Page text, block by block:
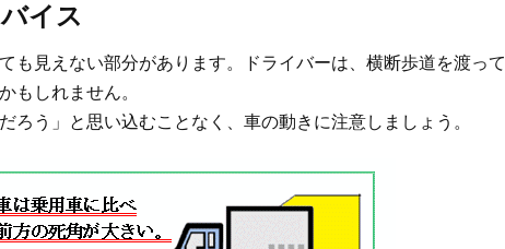
イス
も見えない部分があります。ドライバーは、横断歩道を渡って
もしれません。
ろう」と思い込むことなく、車の動きに注意しましょう。